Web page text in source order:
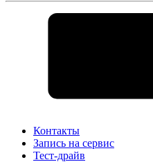
Контакты
Запись на сервис
Тест-драйв